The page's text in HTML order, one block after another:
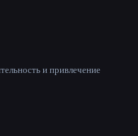
и привлечение